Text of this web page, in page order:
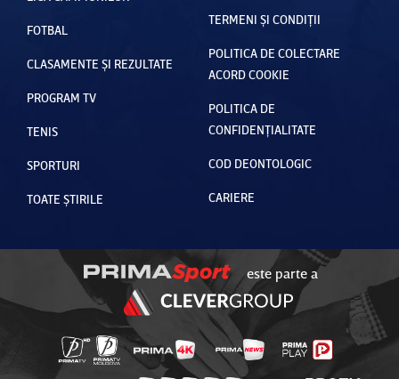
FOTBAL
CLASAMENTE ȘI REZULTATE
PROGRAM TV
TENIS
SPORTURI
TOATE ȘTIRILE
TERMENI ȘI CONDIȚII
POLITICA DE COLECTARE
ACORD COOKIE
POLITICA DE
CONFIDENȚIALITATE
COD DEONTOLOGIC
CARIERE
este parte a